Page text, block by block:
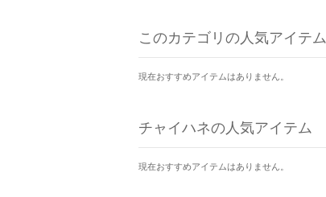
このカテゴリの人気アイテム
現在おすすめアイテムはありません。
チャイハネの人気アイテム
現在おすすめアイテムはありません。